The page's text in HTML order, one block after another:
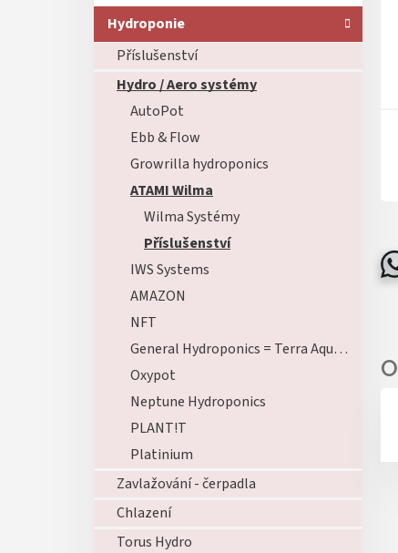
Hydroponie
Příslušenství
Hydro / Aero systémy
AutoPot
Ebb & Flow
Growrilla hydroponics
ATAMI Wilma
Wilma Systémy
Příslušenství
IWS Systems
AMAZON
NFT
General Hydroponics = Terra Aquatica
Oxypot
Neptune Hydroponics
PLANT!T
Platinium
Zavlažování - čerpadla
Chlazení
Torus Hydro